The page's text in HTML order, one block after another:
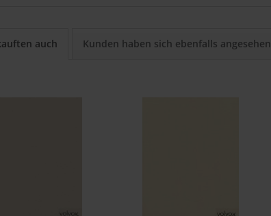
auch Kunden haben sich ebenfalls angesehen